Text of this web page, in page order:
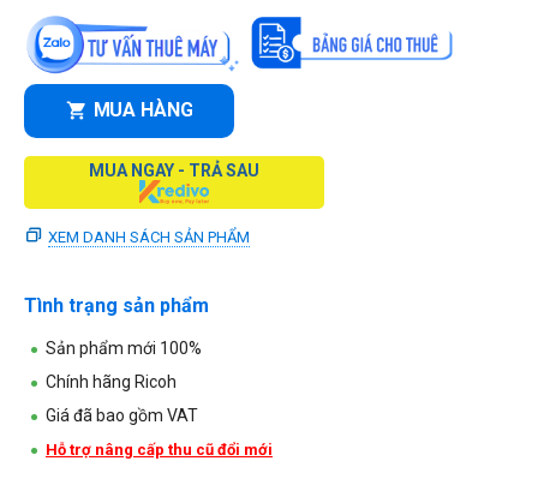
MUA HÀNG
MUA NGAY - TRẢ SAU
XEM DANH SÁCH SẢN PHẨM
Tình trạng sản phẩm
Sản phẩm mới 100%
Chính hãng Ricoh
Giá đã bao gồm VAT
Hỗ trợ nâng cấp thu cũ đổi mới